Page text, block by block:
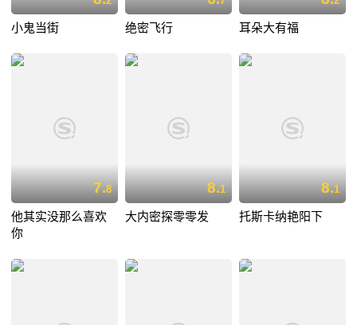
小鬼当街 绝密飞行 耳朵大有福
7.8
他其实没那么喜欢
你
8.1
大内密探零零发
8.1
托斯卡纳艳阳下